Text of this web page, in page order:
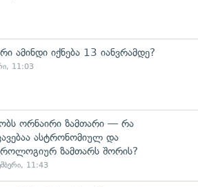
ამინდი იქნება 13 იანვრამდე?
11:03
ორნაირი ზამთარი — რა
ასტრონომიულ და
ზამთარს შორის?
11:43